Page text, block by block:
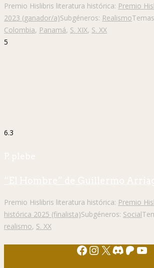
Premio Hislibris literatura histórica: Premio
2023 (ganador/a)Subgéneros: Realismo
Colombia, Panamá, S. XIX, S. XX
5
6.3
P. plebe
“El Hombre” de Guillermo
Premio Hislibris literatura histórica: Premio
histórica 2025 (finalista)Subgéneros: Social
realismo, S. XX
Facebook
Instagram
X Discord